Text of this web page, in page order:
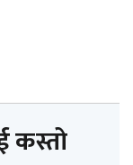
कस्तो